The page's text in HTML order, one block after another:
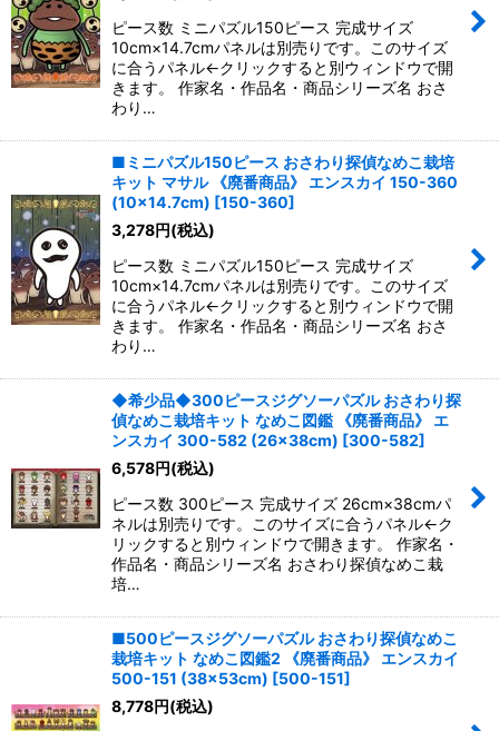
ピース数 ミニパズル150ピース 完成サイズ
10cm×14.7cmパネルは別売りです。このサイズ
に合うパネル←クリックすると別ウィンドウで開
きます。 作家名・作品名・商品シリーズ名 おさ
わり…
■ミニパズル150ピース おさわり探偵なめこ栽培
キット マサル 《廃番商品》 エンスカイ 150-360
(10×14.7cm) [150-360]
3,278円(税込)
ピース数 ミニパズル150ピース 完成サイズ
10cm×14.7cmパネルは別売りです。このサイズ
に合うパネル←クリックすると別ウィンドウで開
きます。 作家名・作品名・商品シリーズ名 おさ
わり…
◆希少品◆300ピースジグソーパズル おさわり探
偵なめこ栽培キット なめこ図鑑 《廃番商品》 エ
ンスカイ 300-582 (26×38cm) [300-582]
6,578円(税込)
ピース数 300ピース 完成サイズ 26cm×38cmパ
ネルは別売りです。このサイズに合うパネル←ク
リックすると別ウィンドウで開きます。 作家名・
作品名・商品シリーズ名 おさわり探偵なめこ栽
培…
■500ピースジグソーパズル おさわり探偵なめこ
栽培キット なめこ図鑑2 《廃番商品》 エンスカイ
500-151 (38×53cm) [500-151]
8,778円(税込)